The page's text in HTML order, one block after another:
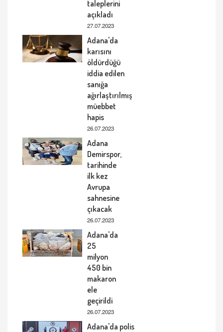
taleplerini
açıkladı
27.07.2023
Adana'da
karısını
öldürdüğü
iddia edilen
sanığa
ağırlaştırılmış
müebbet
hapis
26.07.2023
Adana
Demirspor,
tarihinde
ilk kez
Avrupa
sahnesine
çıkacak
26.07.2023
Adana'da
25
milyon
450 bin
makaron
ele
geçirildi
26.07.2023
Adana'da polis